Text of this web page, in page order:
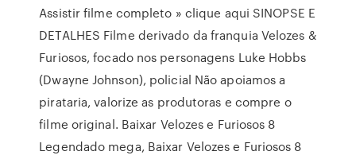
Assistir filme completo » clique aqui SINOPSE E
DETALHES Filme derivado da franquia Velozes &
Furiosos, focado nos personagens Luke Hobbs
(Dwayne Johnson), policial Não apoiamos a
pirataria, valorize as produtoras e compre o
filme original. Baixar Velozes e Furiosos 8
Legendado mega, Baixar Velozes e Furiosos 8